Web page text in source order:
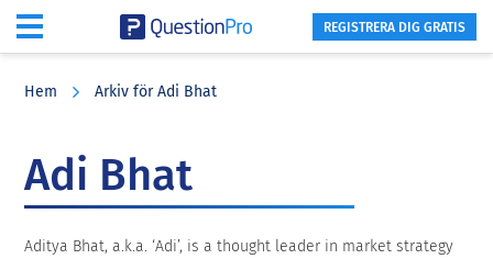
REGISTRERA DIG GRATIS
Hem Arkiv för Adi Bhat
Adi Bhat
Aditya Bhat, a.k.a. ‘Adi’, is a thought leader in market strategy